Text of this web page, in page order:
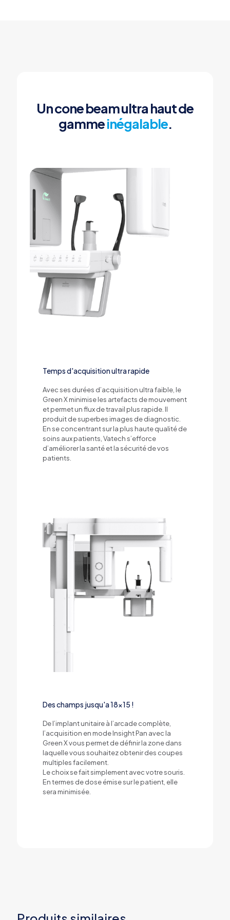
Un cone beam ultra haut de
gammeinégalable.
Temps d'acquisition ultra rapide
Avec ses durées d’acquisition ultra faible, le
Green X minimise les artefacts de mouvement
et permet un flux de travail plus rapide. Il
produit de superbes images de diagnostic.
En se concentrant sur la plus haute qualité de
soins aux patients, Vatech s’efforce
d’améliorer la santé et la sécurité de vos
patients.
Des champs jusqu'a 18x15 !
De l’implant unitaire à l’arcade complète,
l’acquisition en mode Insight Pan avec la
Green X vous permet de définir la zone dans
laquelle vous souhaitez obtenir des coupes
multiples facilement.
Le choix se fait simplement avec votre souris.
En termes de dose émise sur le patient, elle
sera minimisée.